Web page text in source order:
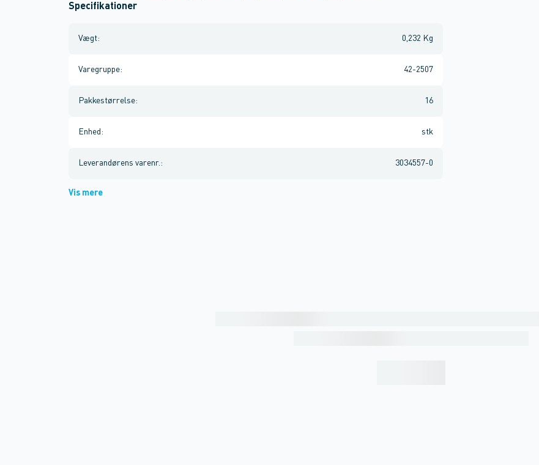
Specifikationer
Vægt: 0,232 Kg
Varegruppe: 42-2507
Pakkestørrelse: 16
Enhed : stk
Leverandørens varenr. : 3034557-0
Vis mere